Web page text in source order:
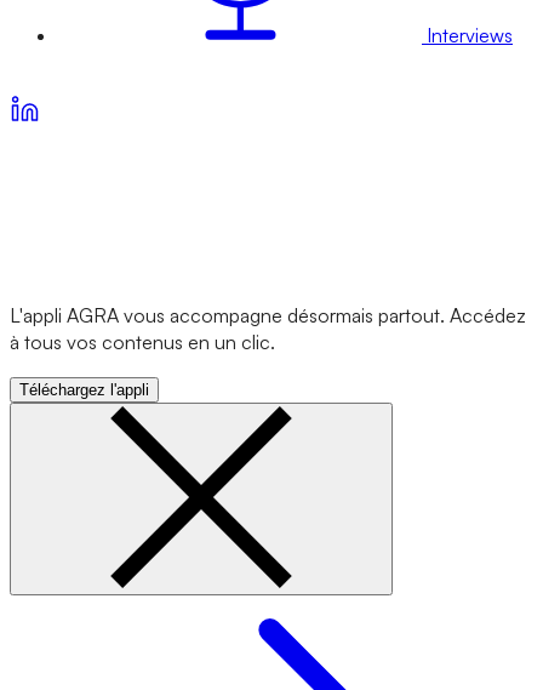
Interviews
L'appli AGRA vous accompagne désormais partout. Accédez
à tous vos contenus en un clic.
Téléchargez l'appli